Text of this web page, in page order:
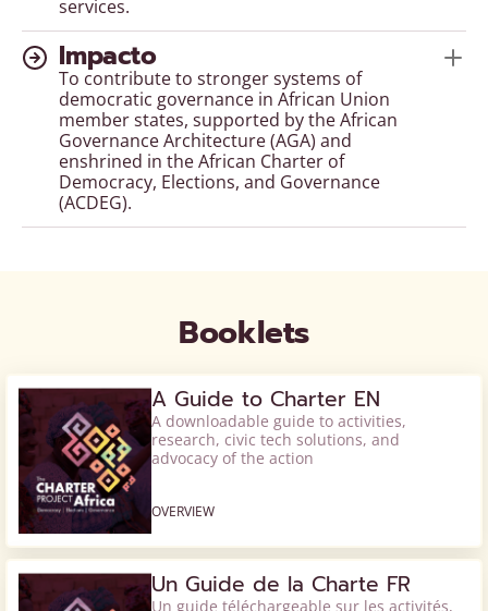
services.
Impacto
To contribute to stronger systems of
democratic governance in African Union
member states, supported by the African
Governance Architecture (AGA) and
enshrined in the African Charter of
Democracy, Elections, and Governance
(ACDEG).
Booklets
A Guide to Charter EN
A downloadable guide to activities,
research, civic tech solutions, and
advocacy of the action
OVERVIEW
Un Guide de la Charte FR
Un guide téléchargeable sur les activités,